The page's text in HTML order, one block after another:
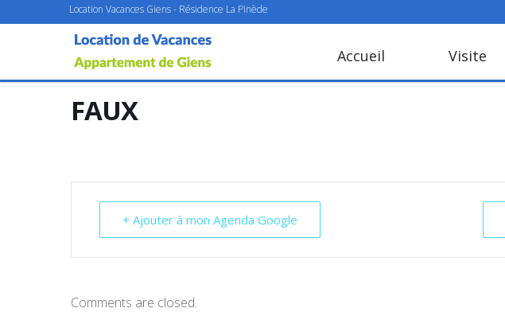
Location Vacances Giens - Résidence La Pinède
Accueil Visite
FAUX
+ Ajouter à mon Agenda Google
Comments are closed.